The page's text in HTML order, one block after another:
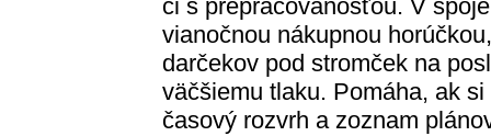
či s prepracovanosťou. V
vianočnou nákupnou
darčekov pod stromček na
väčšiemu tlaku. Pomáha, ak
časový rozvrh a zoznam